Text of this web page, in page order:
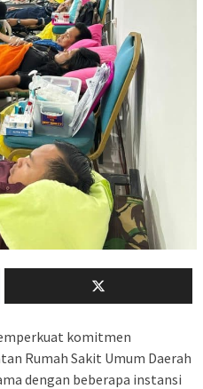
komitmen
Rumah Sakit Umum Daerah
dengan beberapa instansi